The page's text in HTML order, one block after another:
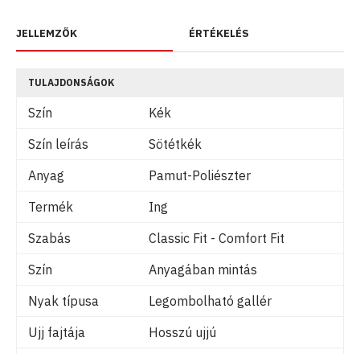
JELLEMZŐK ÉRTÉKELÉS
TULAJDONSÁGOK
Szín
Kék
Szín leírás
Sötétkék
Anyag
Pamut-Poliészter
Termék
Ing
Szabás
Classic Fit - Comfort Fit
Szín
Anyagában mintás
Nyak típusa
Legombolható gallér
Ujj fajtája
Hosszú ujjú